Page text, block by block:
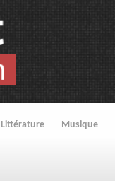
Littérature Musique